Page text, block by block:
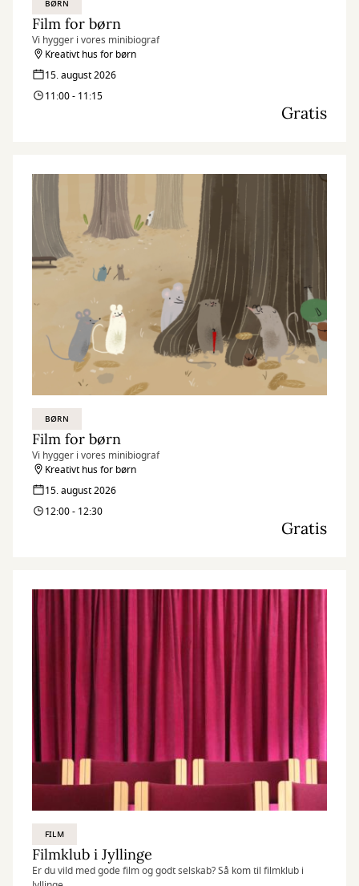
BØRN
Film for børn
Vi hygger i vores minibiograf
Kreativt hus for børn
15. august 2026
11:00 - 11:15
Gratis
BØRN
Film for børn
Vi hygger i vores minibiograf
Kreativt hus for børn
15. august 2026
12:00 - 12:30
Gratis
FILM
Filmklub i Jyllinge
Er du vild med gode film og godt selskab? Så kom til filmklub i